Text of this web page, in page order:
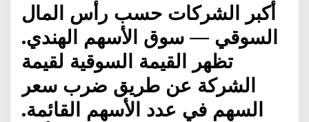
أكبر الشركات حسب رأس المال
السوقي — سوق الأسهم الهندي.
تظهر القيمة السوقية لقيمة
الشركة عن طريق ضرب سعر
السهم في عدد الأسهم القائمة.